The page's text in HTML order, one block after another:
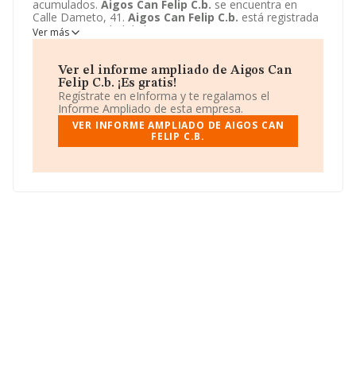
acumulados. Aigos Can Felip C.b. se encuentra en
Calle Dameto, 41. Aigos Can Felip C.b. está registrada
como Comunidad de bienes.
Ver más
Ver el informe ampliado de Aigos Can
Felip C.b. ¡Es gratis!
Regístrate en eInforma y te regalamos el
Informe Ampliado de esta empresa.
VER INFORME AMPLIADO DE AIGOS CAN
FELIP C.B.